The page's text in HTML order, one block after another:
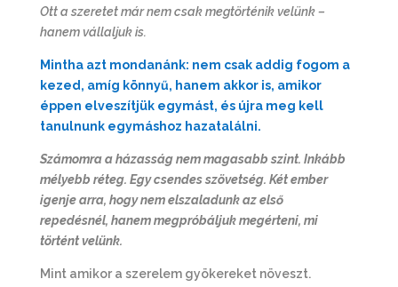
Ott a szeretet már nem csak megtörténik velünk –
hanem vállaljuk is.
Mintha azt mondanánk: nem csak addig fogom a
kezed, amíg könnyű, hanem akkor is, amikor
éppen elveszítjük egymást, és újra meg kell
tanulnunk egymáshoz hazatalálni.
Számomra a házasság nem magasabb szint. Inkább
mélyebb réteg. Egy csendes szövetség. Két ember
igenje arra, hogy nem elszaladunk az első
repedésnél, hanem megpróbáljuk megérteni, mi
történt velünk.
Mint amikor a szerelem gyökereket növeszt.